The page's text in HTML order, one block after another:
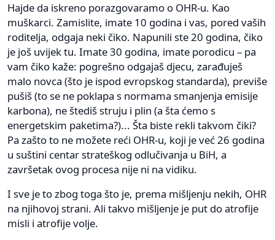
Hajde da iskreno porazgovaramo o OHR-u. Kao
muškarci. Zamislite, imate 10 godina i vas, pored vaših
roditelja, odgaja neki čiko. Napunili ste 20 godina, čiko
je još uvijek tu. Imate 30 godina, imate porodicu – pa
vam čiko kaže: pogrešno odgajaš djecu, zarađuješ
malo novca (što je ispod evropskog standarda), previše
pušiš (to se ne poklapa s normama smanjenja emisije
karbona), ne štediš struju i plin (a šta ćemo s
energetskim paketima?)... Šta biste rekli takvom čiki?
Pa zašto to ne možete reći OHR-u, koji je već 26 godina
u suštini centar strateškog odlučivanja u BiH, a
završetak ovog procesa nije ni na vidiku.
I sve je to zbog toga što je, prema mišljenju nekih, OHR
na njihovoj strani. Ali takvo mišljenje je put do atrofije
misli i atrofije volje.